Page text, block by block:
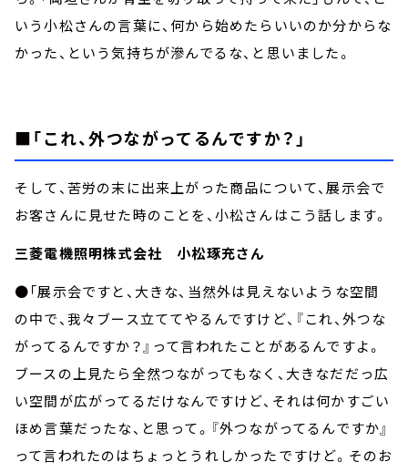
いう小松さんの言葉に、何から始めたらいいのか分からな
かった、という気持ちが滲んでるな、と思いました。
■「これ、外つながってるんですか？」
そして、苦労の末に出来上がった商品について、展示会で
お客さんに見せた時のことを、小松さんはこう話します。
三菱電機照明株式会社 小松琢充さん
●「展示会ですと、大きな、当然外は見えないような空間
の中で、我々ブース立ててやるんですけど、『これ、外つな
がってるんですか？』って言われたことがあるんですよ。
ブースの上見たら全然つながってもなく、大きなだだっ広
い空間が広がってるだけなんですけど、それは何かすごい
ほめ言葉だったな、と思って。『外つながってるんですか』
って言われたのはちょっとうれしかったですけど。そのお